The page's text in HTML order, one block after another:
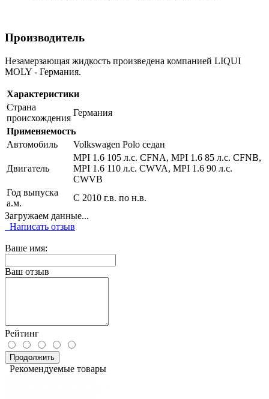
Производитель
Незамерзающая жидкость произведена компанией LIQUI
MOLY - Германия.
Характеристики
Страна
происхождения
Германия
Применяемость
Автомобиль
Volkswagen Polo седан
Двигатель
MPI 1.6 105 л.с. CFNA, MPI 1.6 85 л.с. CFNB,
MPI 1.6 110 л.с. CWVA, MPI 1.6 90 л.с.
CWVB
Год выпуска
а.м.
С 2010 г.в. по н.в.
Загружаем данные...
Написать отзыв
Ваше имя:
Ваш отзыв
Рейтинг
Продолжить
Рекомендуемые товары